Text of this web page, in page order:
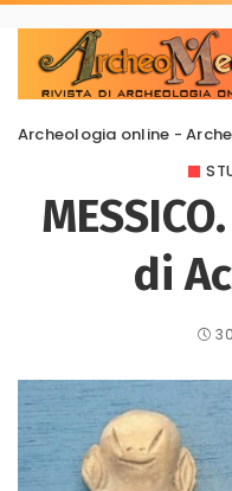
Archeologia online -
di